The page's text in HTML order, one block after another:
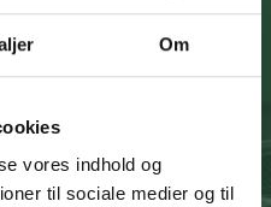
Om
vores indhold og
til sociale medier og til
Afspil lydfil
(6:04)